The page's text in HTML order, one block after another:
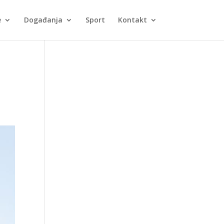
Događanja Sport Kontakt